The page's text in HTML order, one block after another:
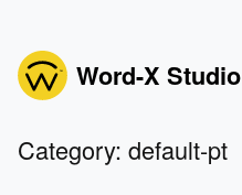
Word-X Studio
Category: default-pt